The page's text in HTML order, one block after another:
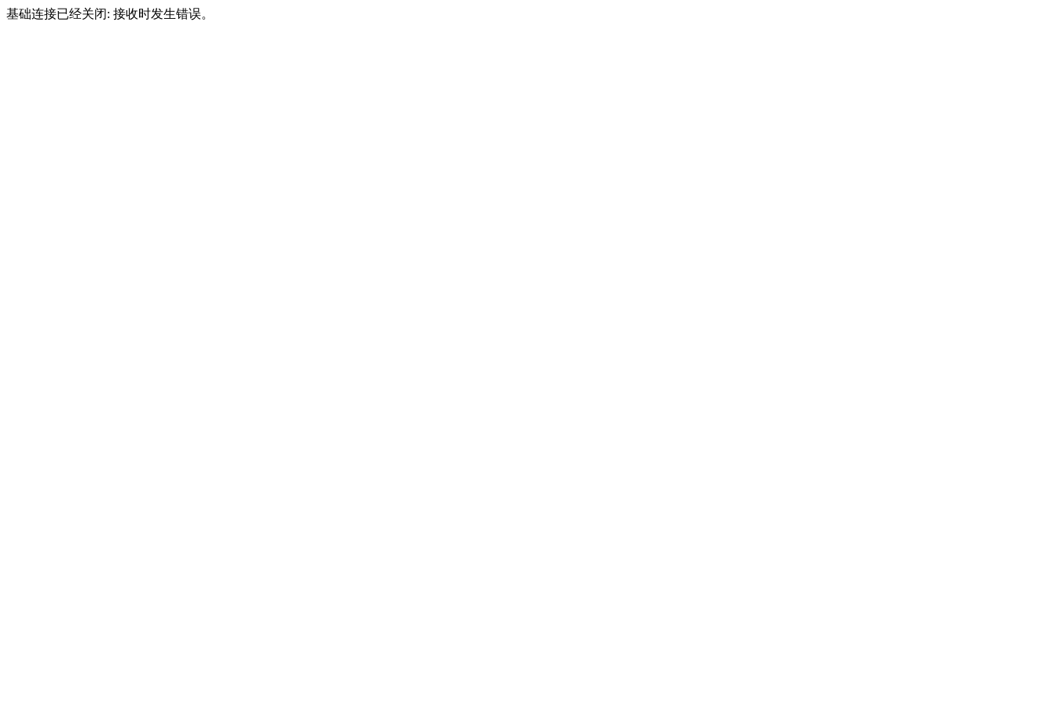
基础连接已经关闭: 接收时发生错误。